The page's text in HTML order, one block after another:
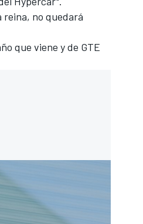
reina, no quedará
que viene y de GTE